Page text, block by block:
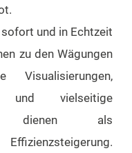
und in Echtzeit
zu den Wägungen
Visualisierungen,
und vielseitige
dienen als